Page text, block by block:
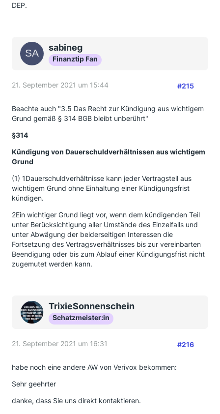
DEP.
sabineg
Finanztip Fan
21. September 2021 um 15:44 #215
Beachte auch "3.5 Das Recht zur Kündigung aus wichtigem
Grund gemäß § 314 BGB bleibt unberührt"
§314
Kündigung von Dauerschuldverhältnissen aus wichtigem
Grund
(1) 1Dauerschuldverhältnisse kann jeder Vertragsteil aus
wichtigem Grund ohne Einhaltung einer Kündigungsfrist
kündigen.
2Ein wichtiger Grund liegt vor, wenn dem kündigenden Teil
unter Berücksichtigung aller Umstände des Einzelfalls und
unter Abwägung der beiderseitigen Interessen die
Fortsetzung des Vertragsverhältnisses bis zur vereinbarten
Beendigung oder bis zum Ablauf einer Kündigungsfrist nicht
zugemutet werden kann.
TrixieSonnenschein
Schatzmeister:in
21. September 2021 um 16:31 #216
habe noch eine andere AW von Verivox bekommen:
Sehr geehrter
danke, dass Sie uns direkt kontaktieren.